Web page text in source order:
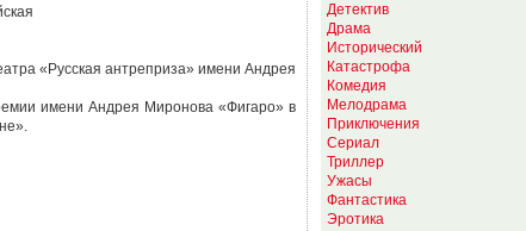
«Русская антреприза» имени Андрея
имени Андрея Миронова «Фигаро» в
Детектив
Драма
Исторический
Катастрофа
Комедия
Мелодрама
Приключения
Сериал
Триллер
Ужасы
Фантастика
Эротика